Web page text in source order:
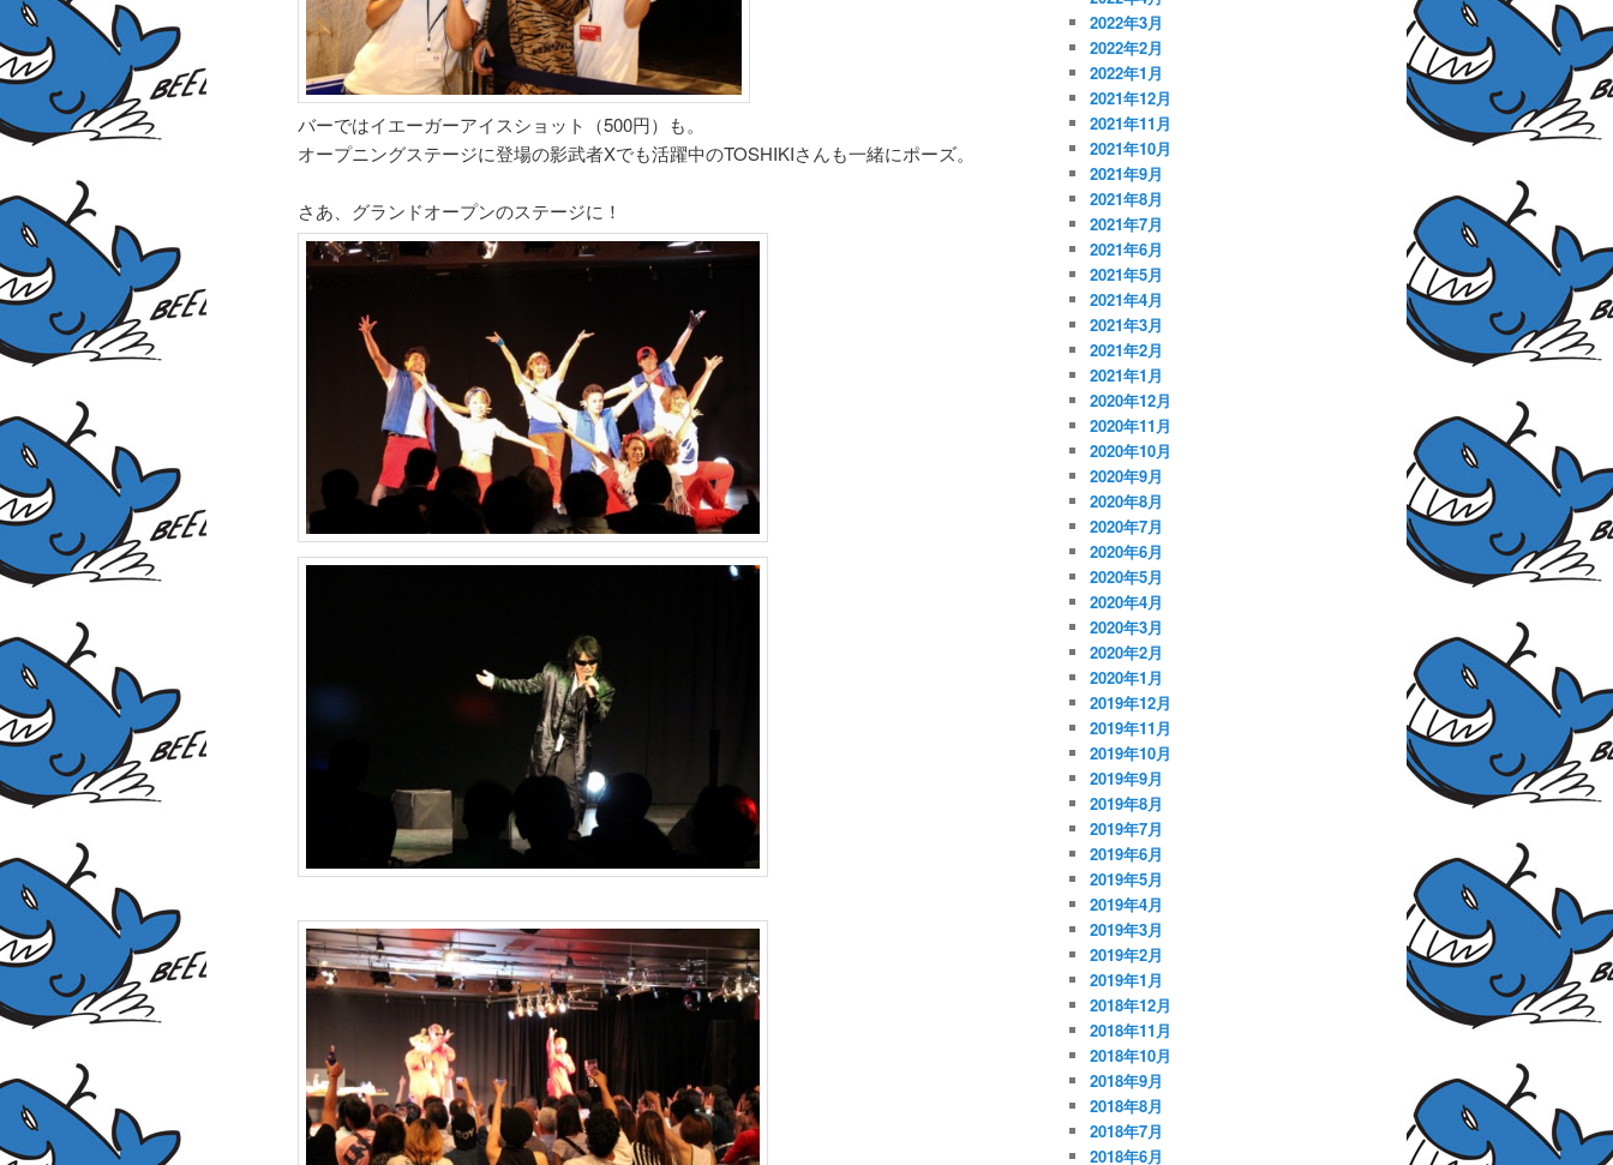
バーではイエーガーアイスショット（500円）も。
オープニングステージに登場の影武者Xでも活躍中のTOSHIKIさんも一緒にポーズ。
さあ、グランドオープンのステージに！
2022年3月
2022年2月
2022年1月
2021年12月
2021年11月
2021年10月
2021年9月
2021年8月
2021年7月
2021年6月
2021年5月
2021年4月
2021年3月
2021年2月
2021年1月
2020年12月
2020年11月
2020年10月
2020年9月
2020年8月
2020年7月
2020年6月
2020年5月
2020年4月
2020年3月
2020年2月
2020年1月
2019年12月
2019年11月
2019年10月
2019年9月
2019年8月
2019年7月
2019年6月
2019年5月
2019年4月
2019年3月
2019年2月
2019年1月
2018年12月
2018年11月
2018年10月
2018年9月
2018年8月
2018年7月
2018年6月